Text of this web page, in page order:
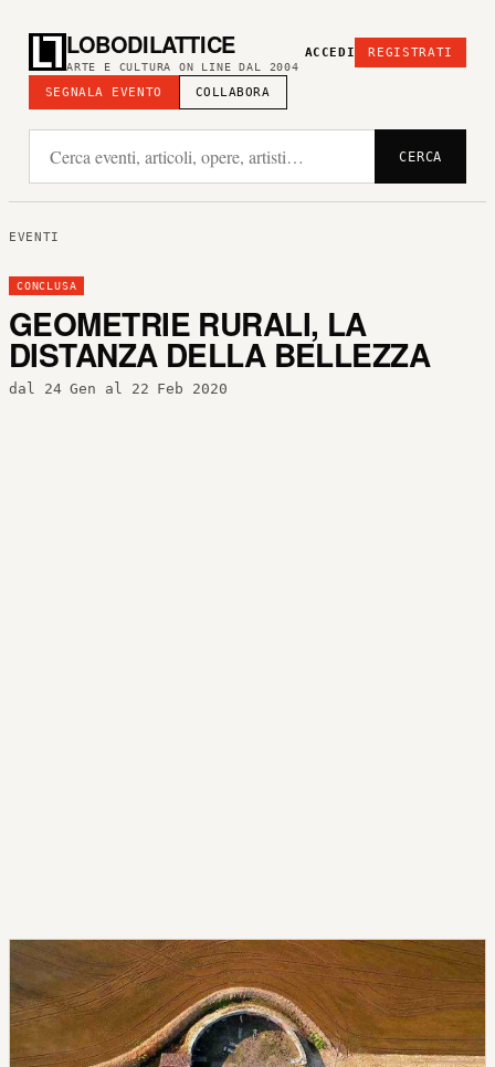
LOBODILATTICE
ARTE E CULTURA ON LINE DAL 2004
SEGNALA EVENTO COLLABORA
ACCEDI REGISTRATI
CERCA
EVENTI
CONCLUSA
GEOMETRIE RURALI, LA
DISTANZA DELLA BELLEZZA
dal 24 Gen al 22 Feb 2020